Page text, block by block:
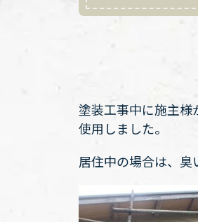
塗装工事中に施主様
使用しました。
居住中の場合は、臭